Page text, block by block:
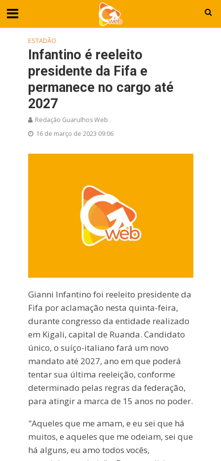
ESTADÃO
Infantino é reeleito
presidente da Fifa e
permanece no cargo até
2027
Redação Guarulhos Web
16 de março de 2023 09:06
Gianni Infantino foi reeleito presidente da
Fifa por aclamação nesta quinta-feira,
durante congresso da entidade realizado
em Kigali, capital de Ruanda. Candidato
único, o suíço-italiano fará um novo
mandato até 2027, ano em que poderá
tentar sua última reeleição, conforme
determinado pelas regras da federação,
para atingir a marca de 15 anos no poder.
"Aqueles que me amam, e eu sei que há
muitos, e aqueles que me odeiam, sei que
há alguns, eu amo todos vocês,